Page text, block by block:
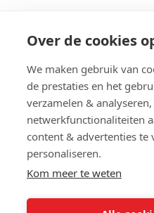
Karel Lodewijk
België
Navigatie
Over de cookies
We maken gebruik van
de prestaties en het
verzamelen &
netwerkfunctionaliteiten
content & advertenties te
personaliseren.
Kom meer te weten